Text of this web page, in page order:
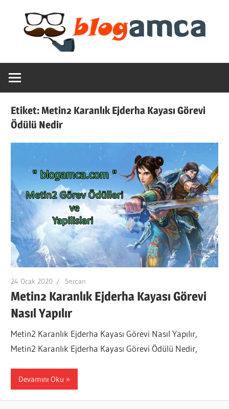
content
Blogamca
2025
Haber,
Blogların
Amcası
Etiket:Metin2 Karanlık Ejderha Kayası Görevi
Ödülü Nedir
24 Ocak 2020 Sercan
Metin2 Karanlık Ejderha Kayası Görevi
Nasıl Yapılır
Metin2 Karanlık Ejderha Kayası Görevi Nasıl Yapılır,
Metin2 Karanlık Ejderha Kayası Görevi Ödülü Nedir,
Devamını Oku